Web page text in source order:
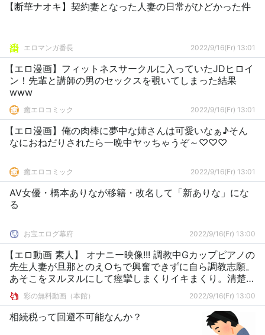
【断華ナオキ】契約妻となった人妻の日常がひどかった件
エロマンガ番長 2022/9/16(Fr) 13:01
【エロ漫画】フィットネスサークルに入っていたJDヒロイ
ン！先輩と講師の男のセックスを覗いてしまった結果
www
癒エロコミック 2022/9/16(Fr) 13:01
【エロ漫画】俺の肉棒に夢中な姉さんは可愛いなぁ♪そん
なにおねだりされたら一晩中ヤッちゃうぞ～♡♡♡
癒エロコミック 2022/9/16(Fr) 13:01
AV女優・橋本ありなが移籍・改名して「新ありな」にな
る
お宝エログ幕府 2022/9/16(Fr) 13:00
【エロ動画 素人】 オナニー映像!!! 調教中Gカップピアノの
先生人妻が旦那とのえ○ちで興奮できずに自ら調教志願。
あそこをヌルヌルにして痙攣しまくりイキまくり。清楚が
乱れまくる姿がエロい
彩の無料動画（本館） 2022/9/16(Fr) 13:00
相続税って回避不可能なんか？